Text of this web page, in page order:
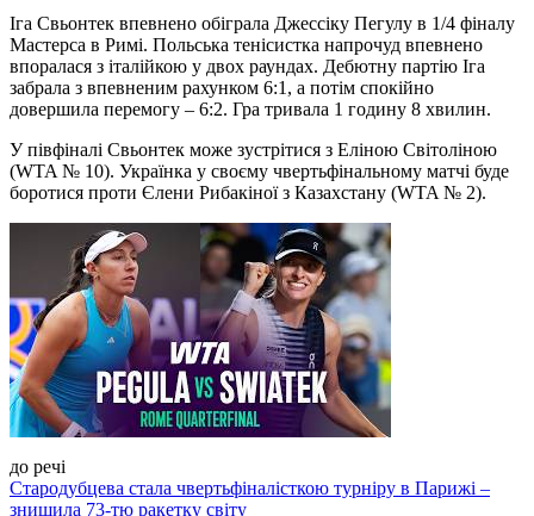
Іга Свьонтек впевнено обіграла Джессіку Пегулу в 1/4 фіналу
Мастерса в Римі. Польська тенісистка напрочуд впевнено
впоралася з італійкою у двох раундах. Дебютну партію Іга
забрала з впевненим рахунком 6:1, а потім спокійно
довершила перемогу – 6:2. Гра тривала 1 годину 8 хвилин.
У півфіналі Свьонтек може зустрітися з Еліною Світоліною
(WTA № 10). Українка у своєму чвертьфінальному матчі буде
боротися проти Єлени Рибакіної з Казахстану (WTA № 2).
до речі
Стародубцева стала чвертьфіналісткою турніру в Парижі –
знищила 73-тю ракетку світу